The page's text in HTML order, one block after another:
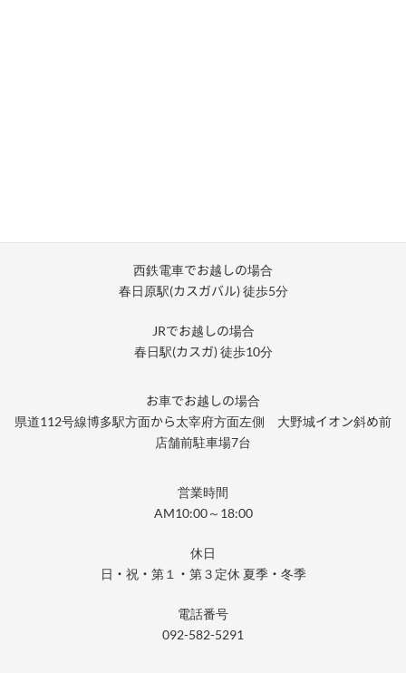
西鉄電車でお越しの場合
春日原駅(カスガバル) 徒歩5分
JRでお越しの場合
春日駅(カスガ) 徒歩10分
お車でお越しの場合
県道112号線博多駅方面から太宰府方面左側 大野城イオン斜め前
店舗前駐車場7台
営業時間
AM10:00～18:00
休日
日・祝・第１・第３定休 夏季・冬季
電話番号
092-582-5291